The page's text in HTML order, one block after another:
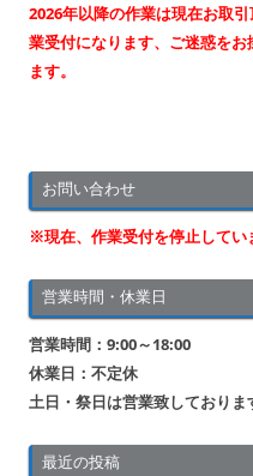
ョ
ン
2026年以降の作業は現在お取
業受付になります、ご迷惑を
ます。
お問い合わせ
※現在、作業受付を停止してい
営業時間・休業日
営業時間：9:00～18:00
休業日：不定休
土日・祭日は営業致しておりま
最近の投稿